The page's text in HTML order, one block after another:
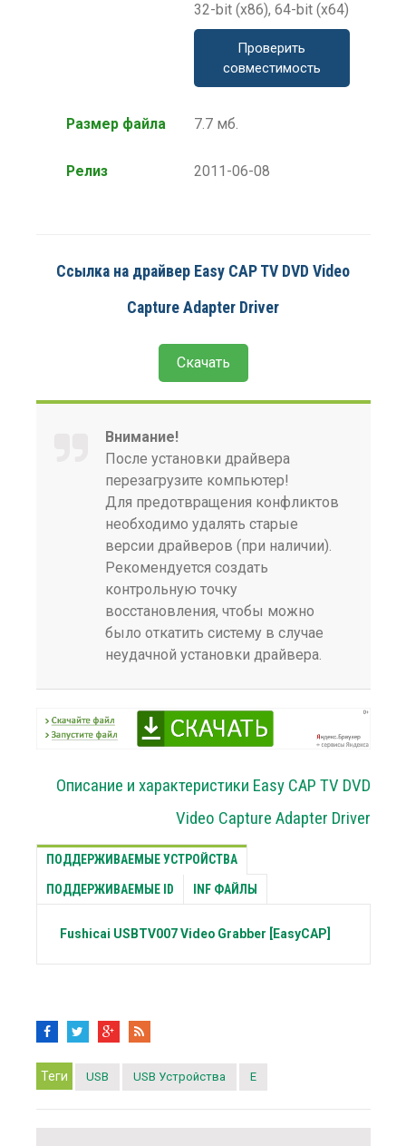
32-bit (x86), 64-bit (x64)
Проверить
совместимость
Размер файла 7.7 мб.
Релиз 2011-06-08
Ссылка на драйвер Easy CAP TV DVD Video
Capture Adapter Driver
Скачать
Внимание!
После установки драйвера
перезагрузите компьютер!
Для предотвращения конфликтов
необходимо удалять старые
версии драйверов (при наличии).
Рекомендуется создать
контрольную точку
восстановления, чтобы можно
было откатить систему в случае
неудачной установки драйвера.
Описание и характеристики Easy CAP TV DVD
Video Capture Adapter Driver
ПОДДЕРЖИВАЕМЫЕ УСТРОЙСТВА
ПОДДЕРЖИВАЕМЫЕ ID INF ФАЙЛЫ
Fushicai USBTV007 Video Grabber [EasyCAP]
Теги USB USB Устройства E